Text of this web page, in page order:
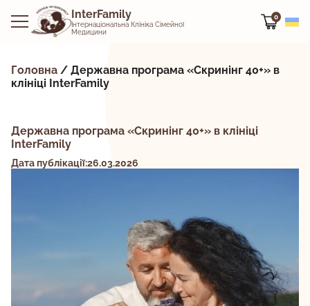
InterFamily
Інтернаціональна Клініка Сімейної
Медицини
0
Головна / Державна програма «Скринінг 40+» в
клініці InterFamily
Державна програма «Скринінг 40+» в клініці
InterFamily
Дата публікації:26.03.2026